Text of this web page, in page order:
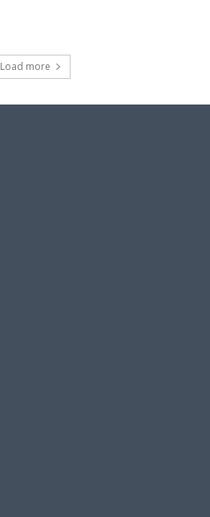
Load more